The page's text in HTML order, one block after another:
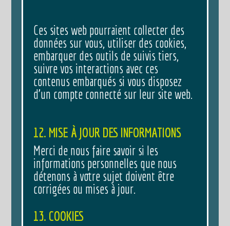
Ces sites web pourraient collecter des
données sur vous, utiliser des cookies,
embarquer des outils de suivis tiers,
suivre vos interactions avec ces
contenus embarqués si vous disposez
d’un compte connecté sur leur site web.
12. MISE À JOUR DES INFORMATIONS
Merci de nous faire savoir si les
informations personnelles que nous
détenons à votre sujet doivent être
corrigées ou mises à jour.
13. COOKIES